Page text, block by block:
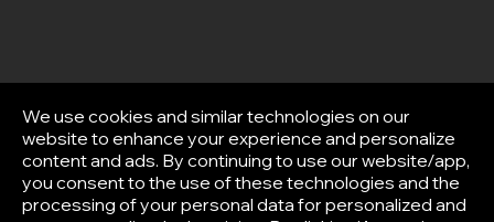
We use cookies and similar technologies on our
website to enhance your experience and personalize
content and ads. By continuing to use our website/app,
you consent to the use of these technologies and the
processing of your personal data for personalized and